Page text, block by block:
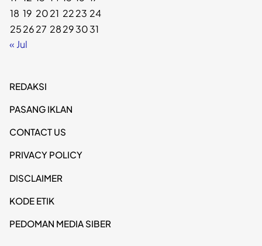
18 19 2021 2223 24
252627 28293031
« Jul
REDAKSI
PASANG IKLAN
CONTACT US
PRIVACY POLICY
DISCLAIMER
KODE ETIK
PEDOMAN MEDIA SIBER